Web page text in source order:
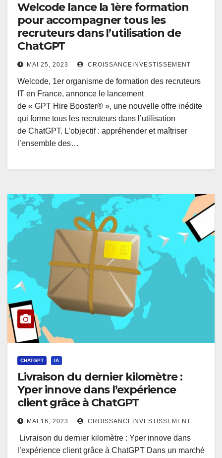
Welcode lance la 1ère formation
pour accompagner tous les
recruteurs dans l’utilisation de
ChatGPT
MAI 25, 2023 CROISSANCEINVESTISSEMENT
Welcode, 1er organisme de formation des recruteurs
IT en France, annonce le lancement
de « GPT Hire Booster® », une nouvelle offre inédite
qui forme tous les recruteurs dans l’utilisation
de ChatGPT. L’objectif : appréhender et maîtriser
l’ensemble des…
CHATGPT IA
Livraison du dernier kilomètre :
Yper innove dans l’expérience
client grâce à ChatGPT
MAI 16, 2023 CROISSANCEINVESTISSEMENT
Livraison du dernier kilomètre : Yper innove dans
l’expérience client grâce à ChatGPT Dans un marché